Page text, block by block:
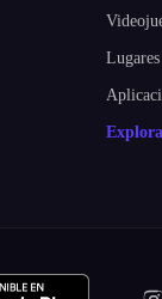
Lugares